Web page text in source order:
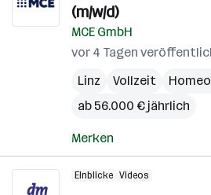
(m/w/d)
MCE GmbH
vor 4 Tagen
Linz
Vollzeit
ab 56.000 € jährlich
Merken
Einblicke Videos